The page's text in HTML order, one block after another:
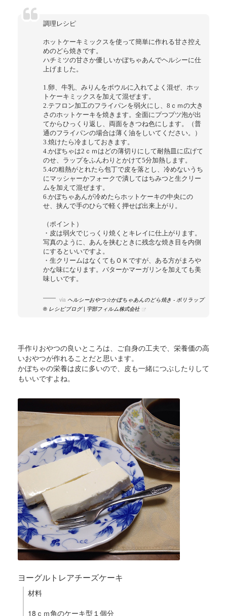
調理レシピ
ホットケーキミックスを使って簡単に作れる甘さ控え
めのどら焼きです。
ハチミツの甘さか優しいかぼちゃあんでヘルシーに仕
上げました。
1.卵、牛乳、みりんをボウルに入れてよく混ぜ、ホッ
トケーキミックスを加えて混ぜます。
2.テフロン加工のフライパンを弱火にし、8ｃｍの大き
さのホットケーキを焼きます。全面にプつプツ泡が出
てからひっくり返し、両面をきつね色にします。（普
通のフライパンの場合は薄く油をしいてください。）
3.焼けたら冷ましておきます。
4.かぼちゃは2ｃｍはどの薄切りにして耐熱皿に広げて
のせ、ラップをふんわりとかけて5分加熱します。
5.4の粗熱がとれたら包丁で皮を落とし、冷めないうち
にマッシャーかフォークで潰してはちみつと生クリー
ムを加えて混ぜます。
6.かぼちゃあんが冷めたらホットケーキの中央にの
せ、挟んで手のひらで軽く押せば出来上がり。
（ポイント）
・皮は弱火でじっくり焼くとキレイに仕上がります。
写真のように、あんを挟むときに残念な焼き目を内側
にするといいですよ。
・生クリームはなくてもＯＫですが、ある方がまろや
かな味になります。バターかマーガリンを加えても美
味しいです。
via ヘルシーおやつ☆かぼちゃあんのどら焼き - ポリラップ
® レシピブログ | 宇部フィルム株式会社
手作りおやつの良いところは、ご自身の工夫で、栄養価の高
いおやつが作れることだと思います。
かぼちゃの栄養は皮に多いので、皮も一緒につぶしたりして
もいいですよね。
ヨーグルトレアチーズケーキ
材料
18ｃｍ角のケーキ型１個分